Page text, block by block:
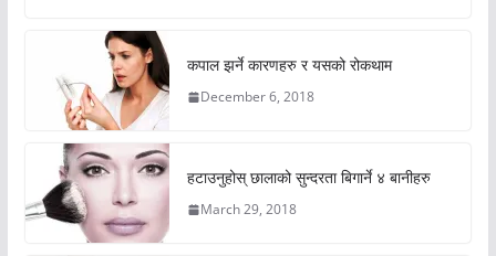
कपाल झर्ने कारणहरु र यसको रोकथाम
December 6, 2018
हटाउनुहोस् छालाको सुन्दरता बिगार्ने ४ बानीहरु
March 29, 2018